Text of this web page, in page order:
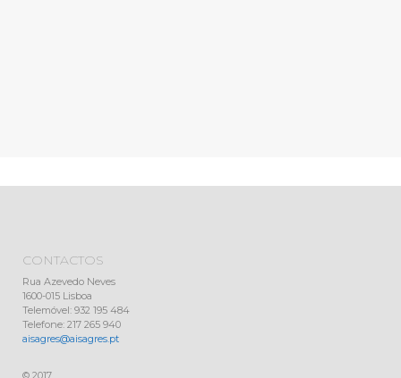
CONTACTOS
Rua Azevedo Neves
1600-015 Lisboa
Telemóvel: 932 195 484
Telefone: 217 265 940
aisagres@aisagres.pt
© 2017